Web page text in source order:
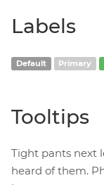
Labels
Default Primary
Tooltips
Tight pants next
heard of them.